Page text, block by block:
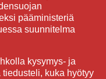
pääministeriä
suunnitelma
kysymys- ja
kuka hyötyy